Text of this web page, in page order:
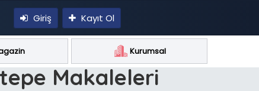
Giriş Kayıt Ol
Kurumsal
Makaleleri